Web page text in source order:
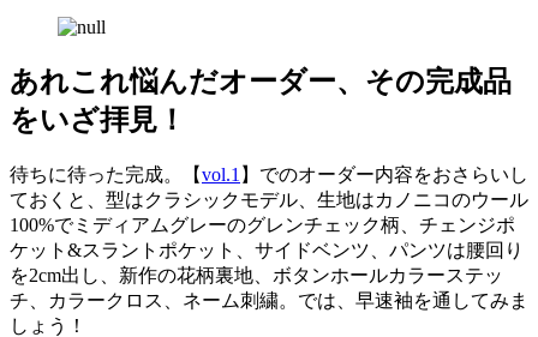
あれこれ悩んだオーダー、その完成品
をいざ拝見！
待ちに待った完成。【vol.1 】でのオーダー内容をおさらいし
ておくと、型はクラシックモデル、生地はカノニコのウール
100%でミディアムグレーのグレンチェック柄、チェンジポ
ケット&スラントポケット、サイドベンツ、パンツは腰回り
を2cm出し、新作の花柄裏地、ボタンホールカラーステッ
チ、カラークロス、ネーム刺繍。では、早速袖を通してみま
しょう！